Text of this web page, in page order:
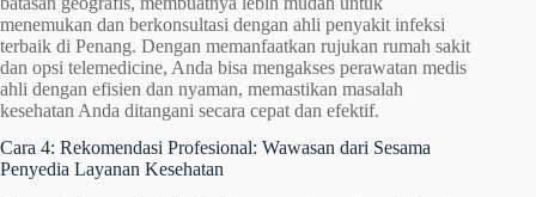
menemukan dan berkonsultasi dengan ahli penyakit infeksi
terbaik di Penang. Dengan memanfaatkan rujukan rumah sakit
dan opsi telemedicine, Anda bisa mengakses perawatan medis
ahli dengan efisien dan nyaman, memastikan masalah
kesehatan Anda ditangani secara cepat dan efektif.
Cara 4: Rekomendasi Profesional: Wawasan dari Sesama
Penyedia Layanan Kesehatan